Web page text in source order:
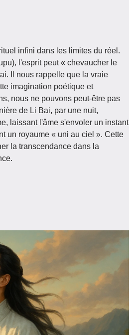
infini dans les limites du réel.
l'esprit peut « chevaucher le
Il nous rappelle que la vraie
imagination poétique et
nous ne pouvons peut-être pas
de Li Bai, par une nuit,
laissant l'âme s'envoler un instant
un royaume « uni au ciel ». Cette
la transcendance dans la